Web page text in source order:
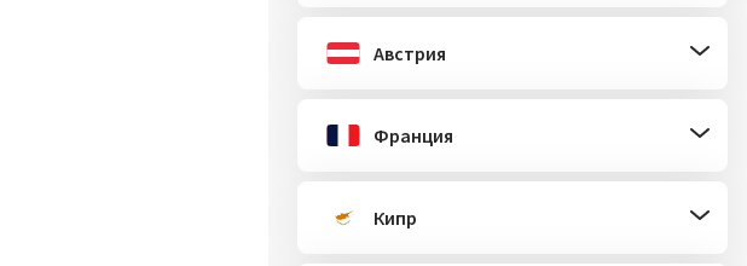
Австрия
Франция
Кипр